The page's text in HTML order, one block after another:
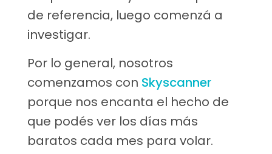
de referencia, luego comenzá a
investigar.
Por lo general, nosotros
comenzamos con Skyscanner
porque nos encanta el hecho de
que podés ver los días más
baratos cada mes para volar.